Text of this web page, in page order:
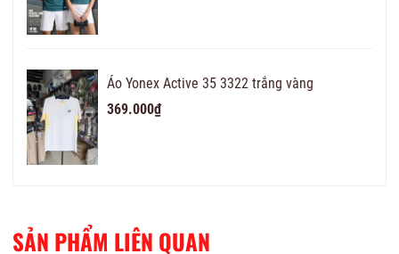
Áo Yonex Active 35 3322 trắng vàng
369.000₫
SẢN PHẨM LIÊN QUAN